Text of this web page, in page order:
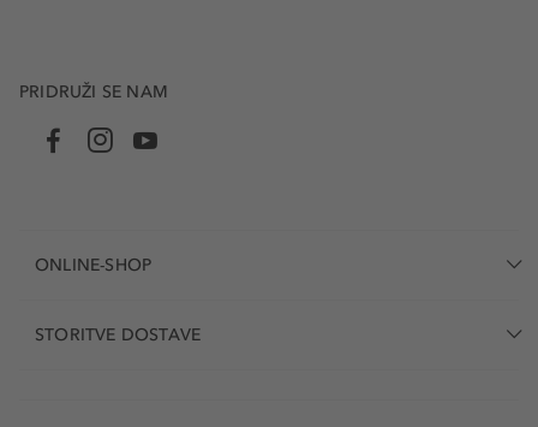
PRIDRUŽI SE NAM
ONLINE-SHOP
STORITVE DOSTAVE